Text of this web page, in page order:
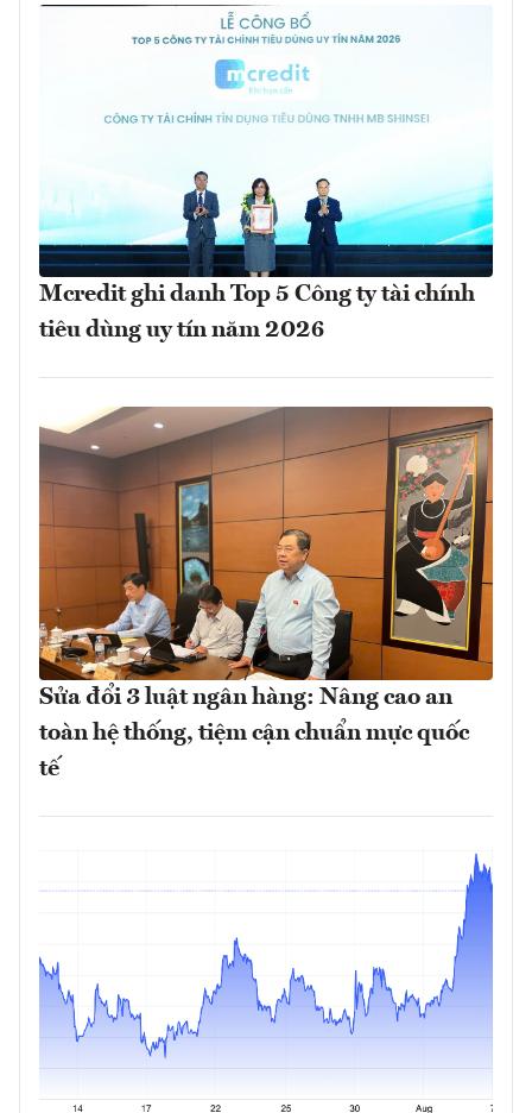
Mcredit ghi danh Top 5 Công ty tài chính
tiêu dùng uy tín năm 2026
Sửa đổi 3 luật ngân hàng: Nâng cao an
toàn hệ thống, tiệm cận chuẩn mực quốc
tế